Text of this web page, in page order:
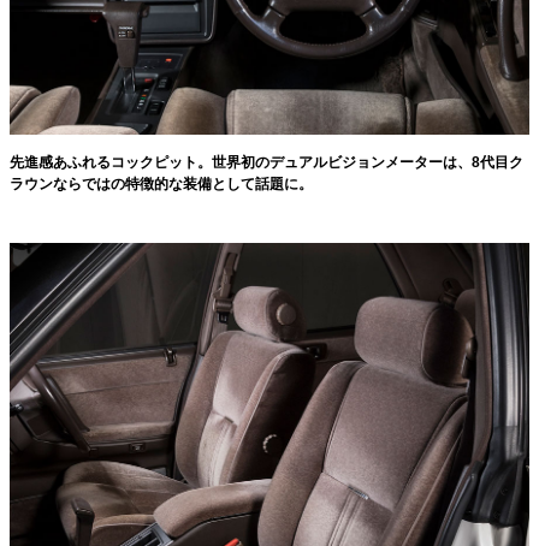
先進感あふれるコックピット。世界初のデュアルビジョンメーターは、8代目ク
ラウンならではの特徴的な装備として話題に。